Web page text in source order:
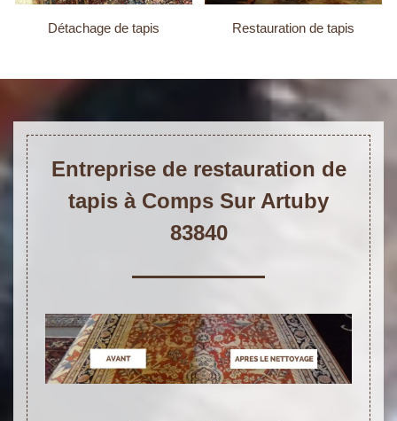
Détachage de tapis Restauration de tapis
Entreprise de restauration de
tapis à Comps Sur Artuby
83840